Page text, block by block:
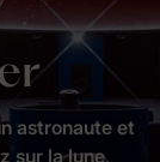
astronaute et
sur la lune,